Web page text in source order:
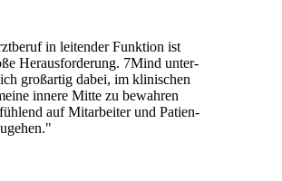
in lei­ten­der Funk­tion ist
Her­aus­for­de­rung. 7Mind unter­
groß­ar­tig dabei, im kli­ni­schen
innere Mitte zu bewah­ren
auf Mit­ar­bei­ter und Pati­en­